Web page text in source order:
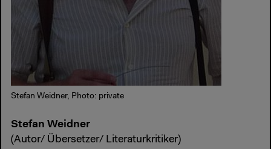
Stefan Weidner, Photo: private
Stefan Weidner
(Autor/ Übersetzer/ Literaturkritiker)